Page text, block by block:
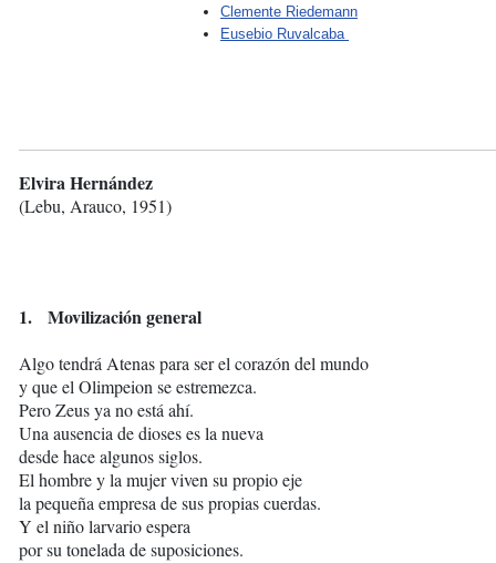
Clemente Riedemann
Eusebio Ruvalcaba
Elvira Hernández
(Lebu, Arauco, 1951)
1. Movilización general
Algo tendrá Atenas para ser el corazón del mundo
y que el Olimpeion se estremezca.
Pero Zeus ya no está ahí.
Una ausencia de dioses es la nueva
desde hace algunos siglos.
El hombre y la mujer viven su propio eje
la pequeña empresa de sus propias cuerdas.
Y el niño larvario espera
por su tonelada de suposiciones.